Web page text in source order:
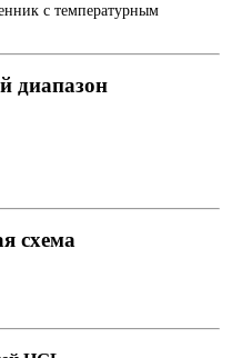
с температурным
диапазон
схема